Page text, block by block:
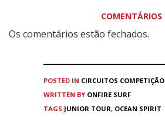
COMENTÁRIOS
Os comentários estão fechados.
POSTED IN CIRCUITOS COMPETIÇÃO
WRITTEN BY ONFIRE SURF
TAGS JUNIOR TOUR, OCEAN SPIRIT